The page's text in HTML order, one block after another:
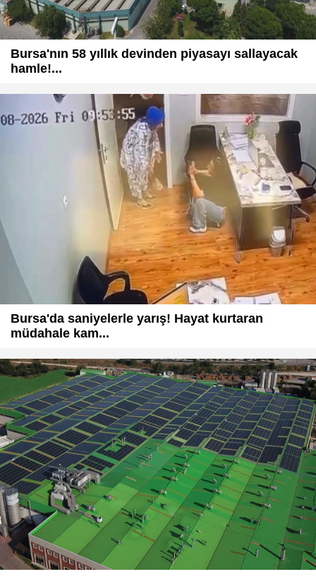
Bursa'nın 58 yıllık devinden piyasayı sallayacak
hamle!...
Bursa'da saniyelerle yarış! Hayat kurtaran
müdahale kam...